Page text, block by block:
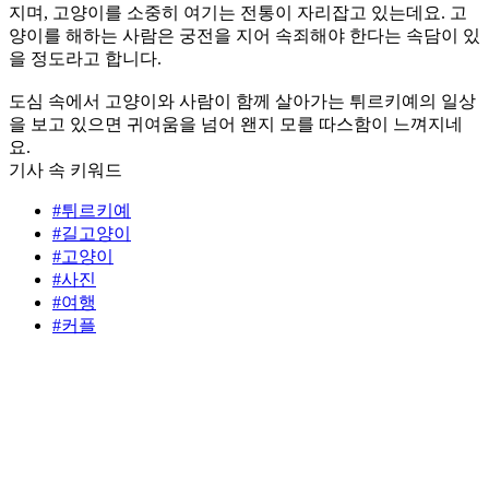
지며, 고양이를 소중히 여기는 전통이 자리잡고 있는데요. 고
양이를 해하는 사람은 궁전을 지어 속죄해야 한다는 속담이 있
을 정도라고 합니다.
도심 속에서 고양이와 사람이 함께 살아가는 튀르키예의 일상
을 보고 있으면 귀여움을 넘어 왠지 모를 따스함이 느껴지네
요.
기사 속 키워드
#튀르키예
#길고양이
#고양이
#사진
#여행
#커플